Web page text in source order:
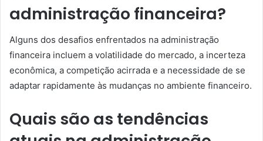
administração financeira?
Alguns dos desafios enfrentados na administração
financeira incluem a volatilidade do mercado, a incerteza
econômica, a competição acirrada e a necessidade de se
adaptar rapidamente às mudanças no ambiente financeiro.
Quais são as tendências